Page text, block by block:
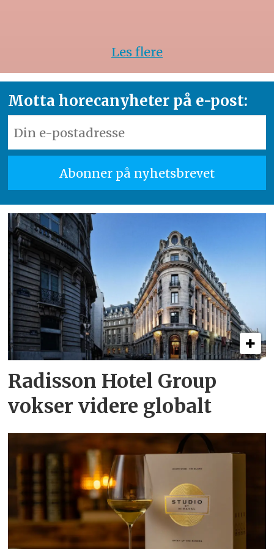
Les flere
Motta horecanyheter på e-post:
Radisson Hotel Group
vokser videre globalt